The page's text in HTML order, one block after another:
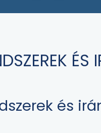
ÉS
és